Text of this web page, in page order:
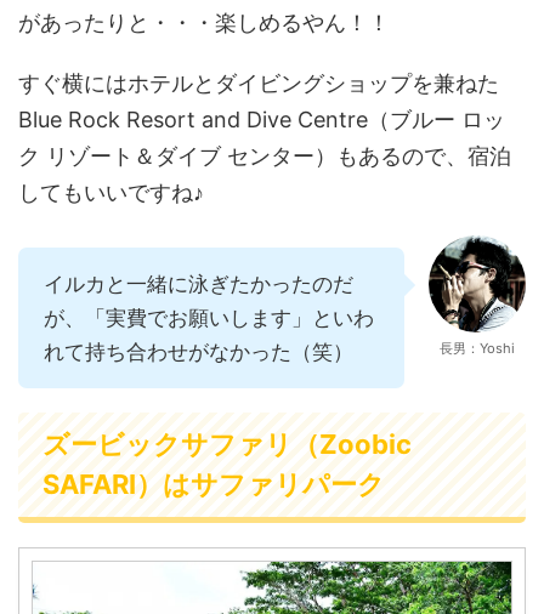
があったりと・・・楽しめるやん！！
すぐ横にはホテルとダイビングショップを兼ねた
Blue Rock Resort and Dive Centre（ブルー ロッ
ク リゾート＆ダイブ センター）もあるので、宿泊
してもいいですね♪
イルカと一緒に泳ぎたかったのだ
が、「実費でお願いします」といわ
れて持ち合わせがなかった（笑）
長男：Yoshi
ズービックサファリ（Zoobic
SAFARI）はサファリパーク